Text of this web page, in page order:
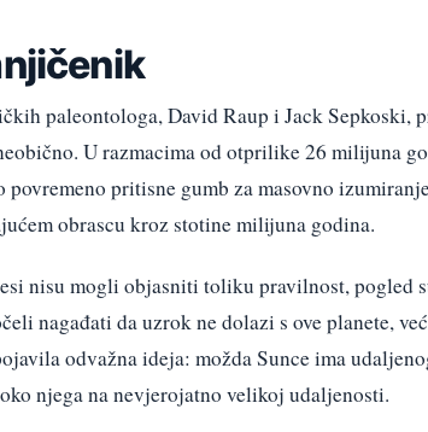
paleontologa, David Raup i Jack Sepkoski,
U razmacima od otprilike 26 milijuna
povremeno pritisne gumb za masovno
obrascu kroz stotine milijuna godina.
nisu mogli objasniti toliku pravilnost, pogled
nagađati da uzrok ne dolazi s ove planete,
odvažna ideja: možda Sunce ima
njega na nevjerojatno velikoj udaljenosti.